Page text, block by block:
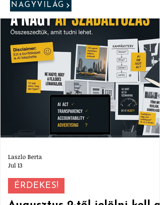
NAGYVILÁG
ÉRDEKES!
Laszlo Berta
Jul 13